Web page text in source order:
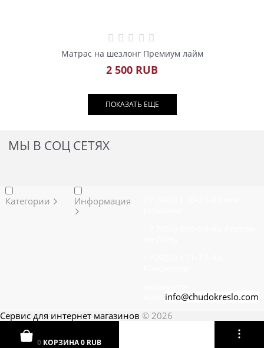
Матрас на шезлонг Премиум лайм
2 500 RUB
ПОКАЗАТЬ ЕЩЕ
МЫ В СОЦ СЕТЯХ
Категории Информация
info@chudokreslo.com
Сервис для интернет магазинов © 2026
0 КОРЗИНА0 RUB